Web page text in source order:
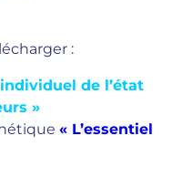
:
de l’état
»
« L’essentiel